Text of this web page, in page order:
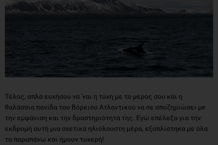
Τέλος, απλά ευχήσου να 'ναι η τύχη με το μέρος σου και η
θαλάσσια πανίδα του Βόρειου Ατλαντικού να σε αποζημιώσει με
την εμφάνιση και την δραστηριότητά της. Εγώ επέλεξα για την
εκδρομή αυτή μια σχετικά ηλιόλουστη μέρα, εξοπλίστηκα με όλα
τα παραπάνω και ήμουν τυχερή!